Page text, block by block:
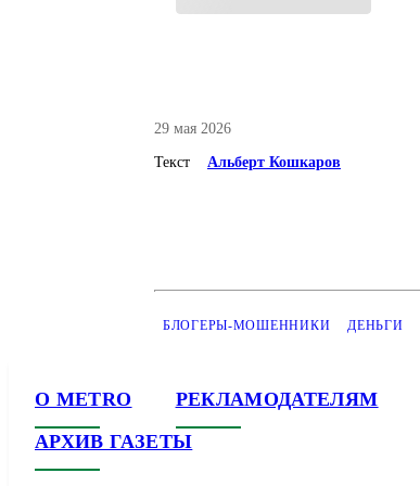
29 мая 2026
Текст Альберт Кошкаров
БЛОГЕРЫ-МОШЕННИКИ ДЕНЬГИ
О METRO РЕКЛАМОДАТЕЛЯМ
АРХИВ ГАЗЕТЫ